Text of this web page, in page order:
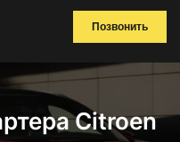
Позвонить
Citroen